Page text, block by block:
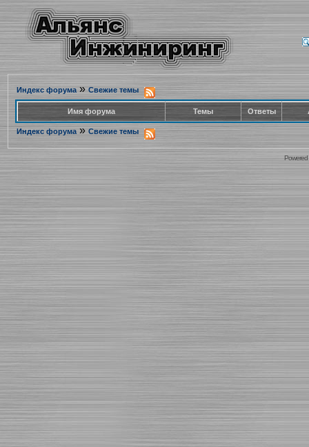
Индекс форума» Свежие темы
Имя форума Темы Ответы
Индекс форума » Свежие темы